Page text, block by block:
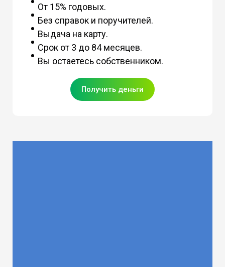
От 15% годовых.
Без справок и поручителей.
Выдача на карту.
Срок от 3 до 84 месяцев.
Вы остаетесь собственником.
Получить деньги